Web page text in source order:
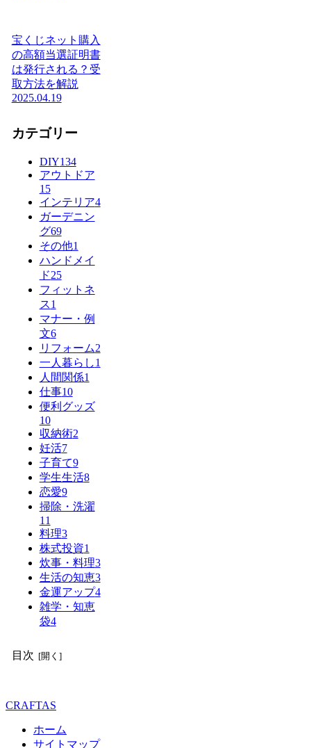
宝くじネット購入
の高額当選証明書
は発行される？受
取方法を解説
2025.04.19
カテゴリー
DIY134
アウトドア
15
インテリア4
ガーデニン
グ69
その他1
ハンドメイ
ド25
フィットネ
ス1
マナー・例
文6
リフォーム2
一人暮らし1
人間関係1
仕事10
便利グッズ
10
収納術2
妊活7
子育て9
学生生活8
恋愛9
掃除・洗濯
11
料理3
株式投資1
炊事・料理3
生活の知恵3
金運アップ4
雑学・知恵
袋4
目次
CRAFTAS
ホーム
サイトマップ